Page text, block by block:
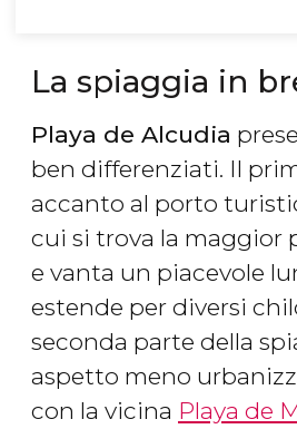
La spiaggia in
Playa de Alcudia
ben differenziati. Il
accanto al porto
cui si trova la maggior
e vanta un piacevole
estende per diversi
seconda parte della
aspetto meno
con la vicina Playa de